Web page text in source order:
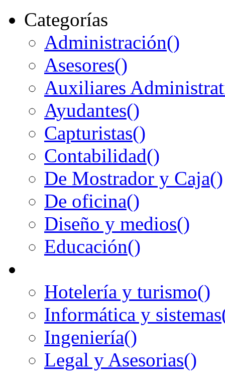
Categorías
Administración()
Asesores()
Auxiliares
Ayudantes()
Capturistas()
Contabilidad()
De Mostrador y Caja()
De oficina()
Diseño y medios()
Educación()
Hotelería y turismo()
Informática y sistemas
Ingeniería()
Legal y Asesorias()